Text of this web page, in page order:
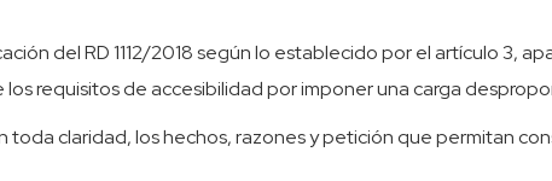
del RD 1112/2018 según lo establecido por el artículo 3,
requisitos de accesibilidad por imponer una carga
claridad, los hechos, razones y petición que permitan